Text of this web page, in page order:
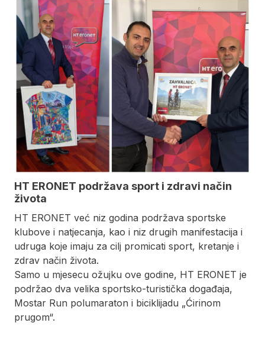
HT ERONET podržava sport i zdravi način
života
HT ERONET već niz godina podržava sportske
klubove i natjecanja, kao i niz drugih manifestacija i
udruga koje imaju za cilj promicati sport, kretanje i
zdrav način života.
Samo u mjesecu ožujku ove godine, HT ERONET je
podržao dva velika sportsko-turistička događaja,
Mostar Run polumaraton i biciklijadu „Ćirinom
prugom“.